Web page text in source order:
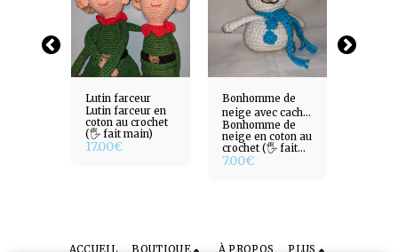
Lutin farceur
Lutin farceur en
coton au crochet
(🖐️ fait main)
17.00€
Bonhomme de
neige avec cache
oreille
Bonhomme de
neige en coton au
crochet (🖐️ fait
main)
7.00€
ACCUEIL BOUTIQUE À PROPOS PLUS